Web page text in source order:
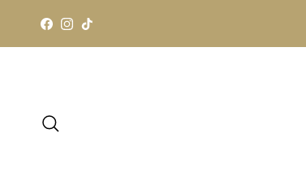
Facebook
Instagram
TikTok